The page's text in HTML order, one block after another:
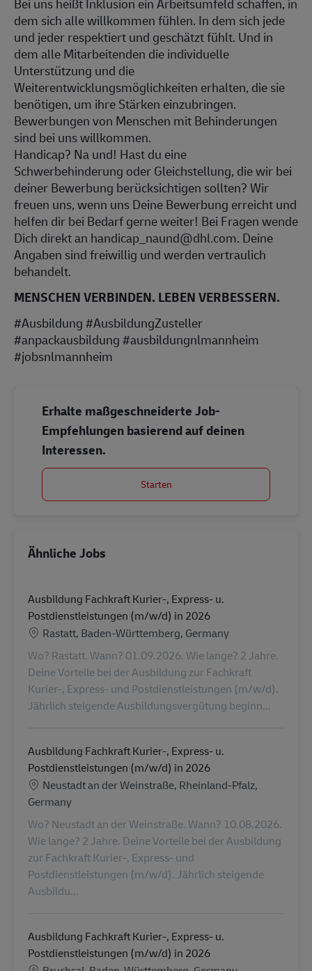
dem sich alle willkommen fühlen. In dem sich jede
und jeder respektiert und geschätzt fühlt. Und in
dem alle Mitarbeitenden die individuelle
Unterstützung und die
Weiterentwicklungsmöglichkeiten erhalten, die sie
benötigen, um ihre Stärken einzubringen.
Bewerbungen von Menschen mit Behinderungen
sind bei uns willkommen.
Handicap? Na und! Hast du eine
Schwerbehinderung oder Gleichstellung, die wir bei
deiner Bewerbung berücksichtigen sollten? Wir
freuen uns, wenn uns Deine Bewerbung erreicht und
helfen dir bei Bedarf gerne weiter! Bei Fragen wende
Dich direkt an handicap_naund@dhl.com. Deine
Angaben sind freiwillig und werden vertraulich
behandelt.
MENSCHEN VERBINDEN. LEBEN VERBESSERN.
#Ausbildung #AusbildungZusteller
#anpackausbildung #ausbildungnlmannheim
#jobsnlmannheim
Erhalte maßgeschneiderte Job-
Empfehlungen basierend auf deinen
Interessen.
Starten
Ähnliche Jobs
Ausbildung Fachkraft Kurier-, Express- u.
Postdienstleistungen (m/w/d) in 2026
Standort
Rastatt, Baden-Württemberg, Germany
Wo? Rastatt. Wann? 01.09.2026. Wie lange? 2 Jahre.
Deine Vorteile bei der Ausbildung zur Fachkraft
Kurier-, Express- und Postdienstleistungen (m/w/d).
Jährlich steigende Ausbildungsvergütung beginn...
Ausbildung Fachkraft Kurier-, Express- u.
Postdienstleistungen (m/w/d) in 2026
Standort
Neustadt an der Weinstraße, Rheinland-Pfalz,
Germany
Wo? Neustadt an der Weinstraße. Wann? 10.08.2026.
Wie lange? 2 Jahre. Deine Vorteile bei der Ausbildung
zur Fachkraft Kurier-, Express- und
Postdienstleistungen (m/w/d). Jährlich steigende
Ausbildu...
Ausbildung Fachkraft Kurier-, Express- u.
Postdienstleistungen (m/w/d) in 2026